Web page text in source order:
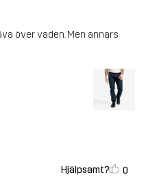
över vaden. Men annars
Hjälpsamt? 0